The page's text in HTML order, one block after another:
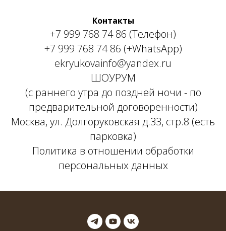
Контакты
+7 999 768 74 86 (Телефон)
+7 999 768 74 86 (+WhatsApp)
ekryukovainfo@yandex.ru
ШОУРУМ
(с раннего утра до поздней ночи - по
предварительной договоренности)
Москва, ул. Долгоруковская д.33, стр.8 (есть
парковка)
Политика в отношении обработки
персональных данных